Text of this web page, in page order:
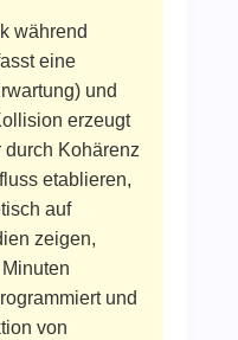
während
eine
und
erzeugt
Kohärenz
etablieren,
auf
zeigen,
und
von